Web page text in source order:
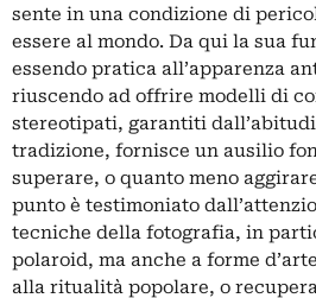
sente in una condizione di
essere al mondo. Da qui la sua
essendo pratica all’apparenza
riuscendo ad offrire modelli di
stereotipati, garantiti
tradizione, fornisce un ausilio
superare, o quanto meno
punto è testimoniato
tecniche della fotografia, in
polaroid, ma anche a forme
alla ritualità popolare, o